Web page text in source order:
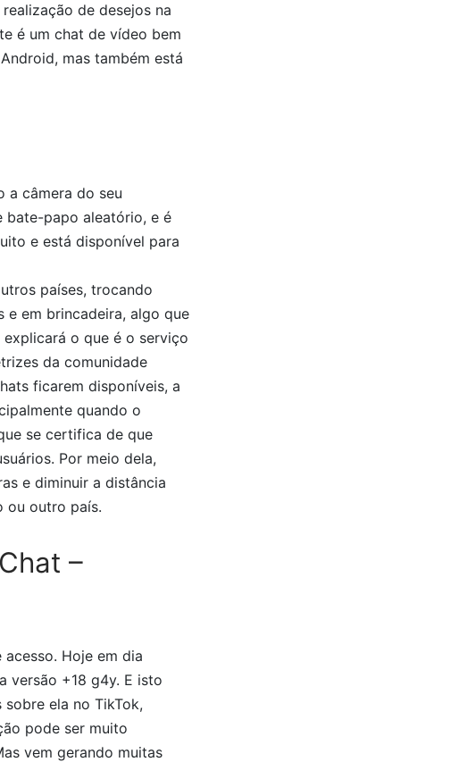
de desejos na
é um chat de vídeo bem
mas também está
a câmera do seu
bate-papo aleatório, e é
e está disponível para
países, trocando
e em brincadeira, algo que
o que é o serviço
da comunidade
ficarem disponíveis, a
quando o
se certifica de que
Por meio dela,
e diminuir a distância
ou outro país.
–
Hoje em dia
versão +18 g4y. E isto
ela no TikTok,
pode ser muito
vem gerando muitas